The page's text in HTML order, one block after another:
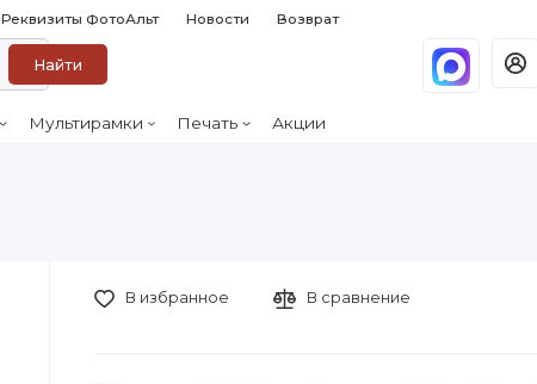
Реквизиты ФотоАльт Новости Возврат
Найти
Мультирамки Печать Акции
В избранное В сравнение